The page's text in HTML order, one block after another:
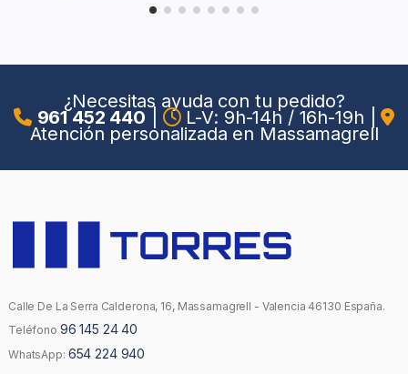
¿Necesitas ayuda con tu pedido?
961 452 440 L-V: 9h-14h / 16h-19h
Atención personalizada en Massamagrell
Calle De La Serra Calderona, 16, Massamagrell - Valencia 46130 España.
Teléfono 96 145 24 40
WhatsApp: 654 224 940